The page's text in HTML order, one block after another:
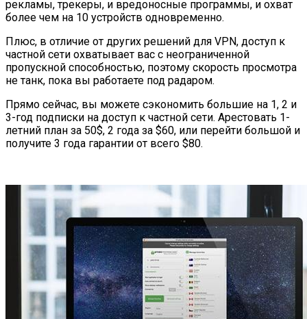
рекламы, трекеры, и вредоносные программы, и охват
более чем на 10 устройств одновременно.
Плюс, в отличие от других решений для VPN, доступ к
частной сети охватывает вас с неограниченной
пропускной способностью, поэтому скорость просмотра
не танк, пока вы работаете под радаром.
Прямо сейчас, вы можете сэкономить большие на 1, 2 и
3-год подписки на доступ к частной сети. Арестовать 1-
летний план за 50$, 2 года за $60, или перейти большой и
получите 3 года гарантии от всего $80.